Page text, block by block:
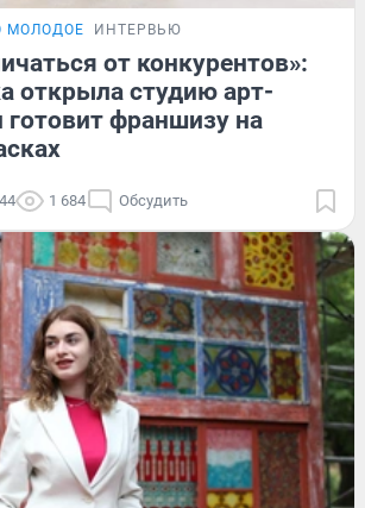
МОЛОДОЕ ИНТЕРВЬЮ
от конкурентов»:
открыла студию арт-
готовит франшизу на
1 684 Обсудить